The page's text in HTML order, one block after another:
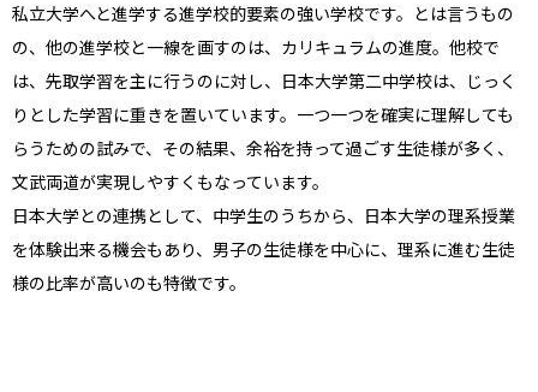
私立大学へと進学する進学校的要素の強い学校です。とは言うもの
の、他の進学校と一線を画すのは、カリキュラムの進度。他校で
は、先取学習を主に行うのに対し、日本大学第二中学校は、じっく
りとした学習に重きを置いています。一つ一つを確実に理解しても
らうための試みで、その結果、余裕を持って過ごす生徒様が多く、
文武両道が実現しやすくもなっています。
日本大学との連携として、中学生のうちから、日本大学の理系授業
を体験出来る機会もあり、男子の生徒様を中心に、理系に進む生徒
様の比率が高いのも特徴です。